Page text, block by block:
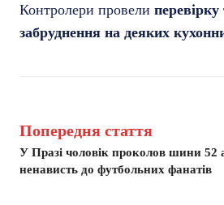
Контролери провели
забруднення на деяких
Попередня стаття
У Празі чоловік проколов шини 52
ненависть до футбольних фанатів